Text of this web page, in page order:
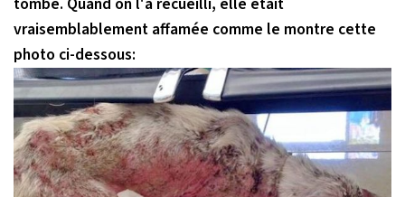
vraisemblablement affamée comme le montre cette
photo ci-dessous: